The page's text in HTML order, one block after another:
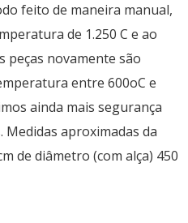
feito de maneira manual,
de 1.250 C e ao
peças novamente são
entre 600oC e
ainda mais segurança
aproximadas da
de diâmetro (com alça) 450